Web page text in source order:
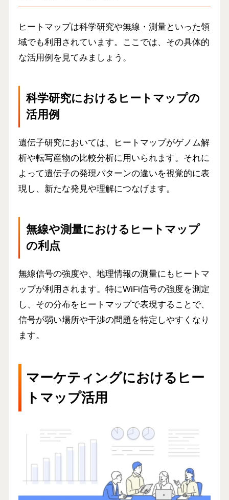
ヒートマップは科学研究や無線・測量といった領
域でも利用されています。ここでは、その具体的
な活用例を見てみましょう。
科学研究におけるヒートマップの
活用例
遺伝子研究においては、ヒートマップがゲノム解
析や転写産物の比較分析に用いられます。それに
よって遺伝子の発現パターンの違いを視覚的に表
現し、新たな発見や理解につなげます。
無線や測量におけるヒートマップ
の利点
無線信号の強度や、地理情報の測量にもヒートマ
ップが利用されます。特にWiFi信号の強度を測定
し、その分布をヒートマップで表現することで、
信号が弱い場所や干渉の問題を特定しやすくなり
ます。
マーケティングにおけるヒー
トマップ活用